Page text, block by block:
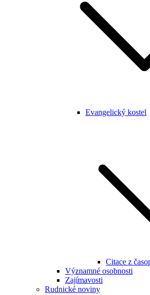
Evangelický kostel
Citace z
Významné osobnosti
Zajímavosti
Rudnické noviny